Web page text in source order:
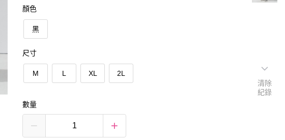
顏色
黑
尺寸
M L XL 2L
數量
清除
紀錄